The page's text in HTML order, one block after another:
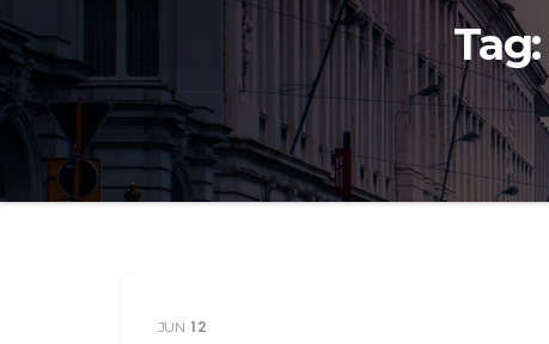
Tag:
JUN 12